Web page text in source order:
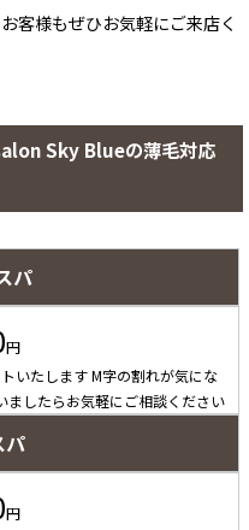
客様もぜひお気軽にご来店く
Sky Blueの薄毛対応
パ
円
いたします ​M字の割れが気にな
したらお気軽にご相談ください
パ
円